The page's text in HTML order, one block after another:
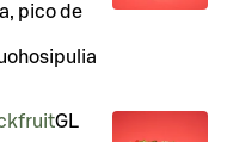
pico de
GL